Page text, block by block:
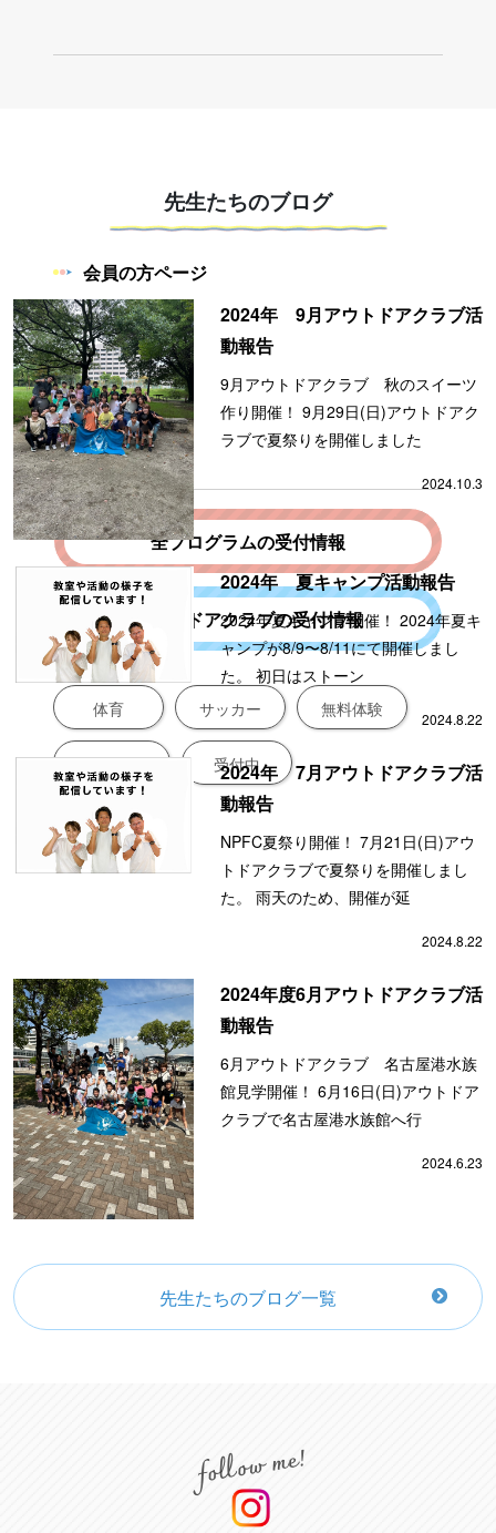
会員の方ページ
全プログラムの受付情報
アウトドアクラブの受付情報
体育 サッカー 無料体験
新規入会募集 受付中
先生たちのブログ
2024年 9月アウトドアクラブ活
動報告
9月アウトドアクラブ 秋のスイーツ
作り開催！ 9月29日(日)アウトドアク
ラブで夏祭りを開催しました
2024.10.3
2024年 夏キャンプ活動報告
2024年夏キャンプ開催！ 2024年夏キ
ャンプが8/9〜8/11にて開催しまし
た。 初日はストーン
2024.8.22
2024年 7月アウトドアクラブ活
動報告
NPFC夏祭り開催！ 7月21日(日)アウ
トドアクラブで夏祭りを開催しまし
た。 雨天のため、開催が延
2024.8.22
2024年度6月アウトドアクラブ活
動報告
6月アウトドアクラブ 名古屋港水族
館見学開催！ 6月16日(日)アウトドア
クラブで名古屋港水族館へ行
2024.6.23
先生たちのブログ一覧